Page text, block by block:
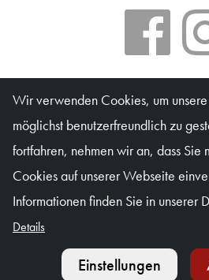
Kalender
Salzburger
Kartenbüro: Mo & Do 10–16
Waagplatz 1a (Trakl-
© Salzburger
Wir verwenden Cookies, um
möglichst benutzerfreundlich zu
fortfahren, nehmen wir an, dass Sie
Cookies auf unserer Webseite
Informationen finden Sie in unserer
Details
Einstellungen